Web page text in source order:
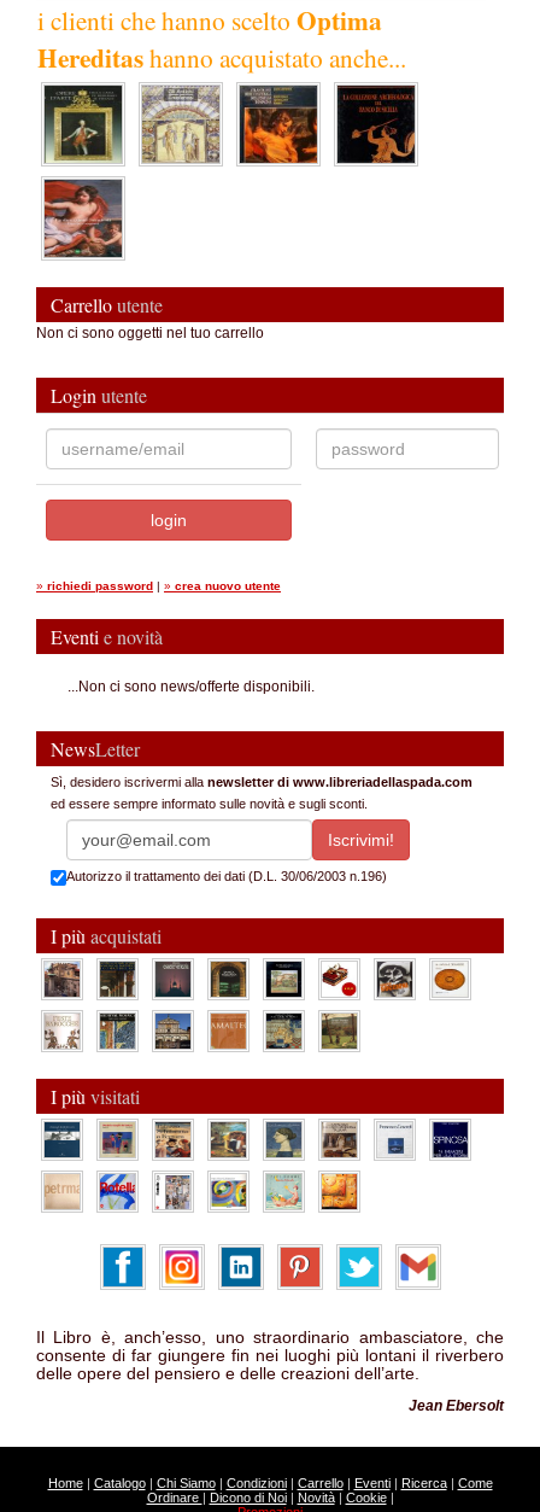
i clienti che hanno scelto Optima
Hereditashanno acquistato anche...
Carrelloutente
Non ci sono oggetti nel tuo carrello
Login utente
» richiedi password | » crea nuovo utente
Eventi e novità
...Non ci sono news/offerte disponibili.
NewsLetter
Sì, desidero iscrivermi alla newsletter di www.libreriadellaspada.com
ed essere sempre informato sulle novità e sugli sconti.
Autorizzo il trattamento dei dati (D.L. 30/06/2003 n.196)
I più acquistati
I più visitati
Il Libro è, anch’esso, uno straordinario ambasciatore, che
consente di far giungere fin nei luoghi più lontani il riverbero
delle opere del pensiero e delle creazioni dell’arte.
Jean Ebersolt
Home| Catalogo| Chi Siamo| Condizioni| Carrello| Eventi| Ricerca| Come
Ordinare | Dicono di Noi| Novità| Cookie|